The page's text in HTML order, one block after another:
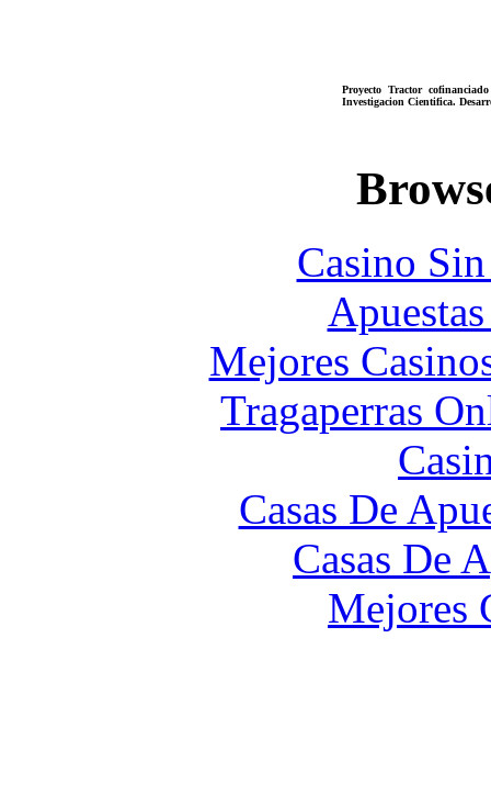
Proyecto Tractor
Investigacion Cientifica.
Casino
Mejores
Tragaperras
Casas De
Casas De
Mejores